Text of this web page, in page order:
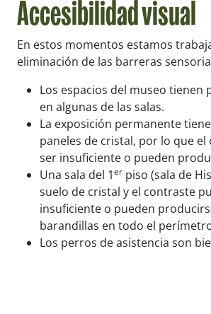
Accesibilidad visual
En estos momentos estamos
eliminación de las barreras
Los espacios del museo tienen
en algunas de las salas.
La exposición permanente
paneles de cristal, por lo que
ser insuficiente o pueden
Una sala del 1er piso (sala de
suelo de cristal y el contraste
insuficiente o pueden
barandillas en todo el
Los perros de asistencia son